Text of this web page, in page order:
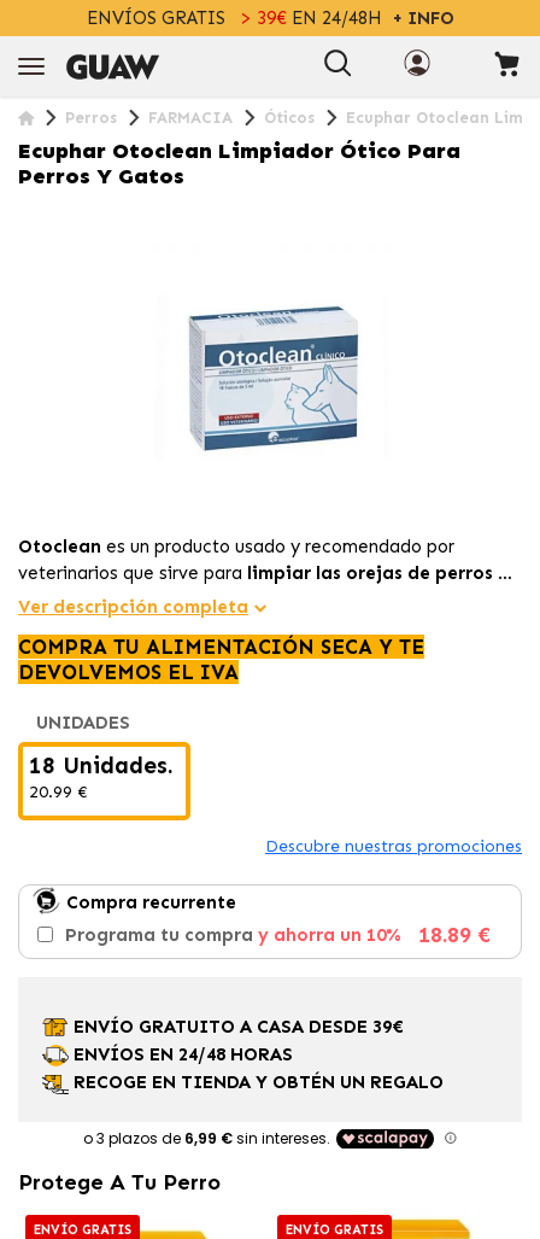
ENVÍOS GRATIS > 39€EN 24/48H + INFO
Perros FARMACIA Óticos Ecuphar Otoclean
Ecuphar Otoclean Limpiador Ótico Para
Perros Y Gatos
Otoclean es un producto usado y recomendado por
veterinarios que sirve para limpiar las orejas de perros y
gatosya seapara prevenir infecciones como la otitis
Ver descripción completa
COMPRA TU ALIMENTACIÓN SECA Y TE
DEVOLVEMOS EL IVA
UNIDADES
18 Unidades.
20.99 €
Descubre nuestras promociones
Compra recurrente
Programa tu compra y ahorra un 10% 18.89 €
ENVÍO GRATUITO A CASA DESDE 39€
ENVÍOS EN 24/48 HORAS
RECOGE EN TIENDA Y OBTÉN UN REGALO
Protege A Tu Perro
ENVÍO GRATIS ENVÍO GRATIS